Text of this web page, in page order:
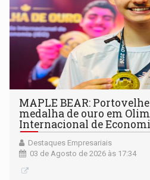
MAPLE BEAR:
medalha de ouro em
Internacional de
Destaques Empresariais
03 de Agosto de 2026 às 17:34